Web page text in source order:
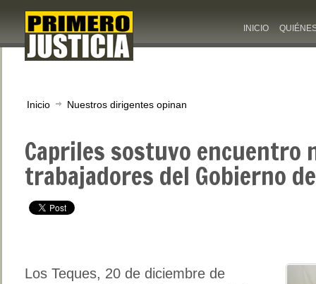
INICIO
Inicio Nuestros dirigentes opinan
Capriles sostuvo encuentro
trabajadores del Gobierno
Los Teques, 20 de diciembre de